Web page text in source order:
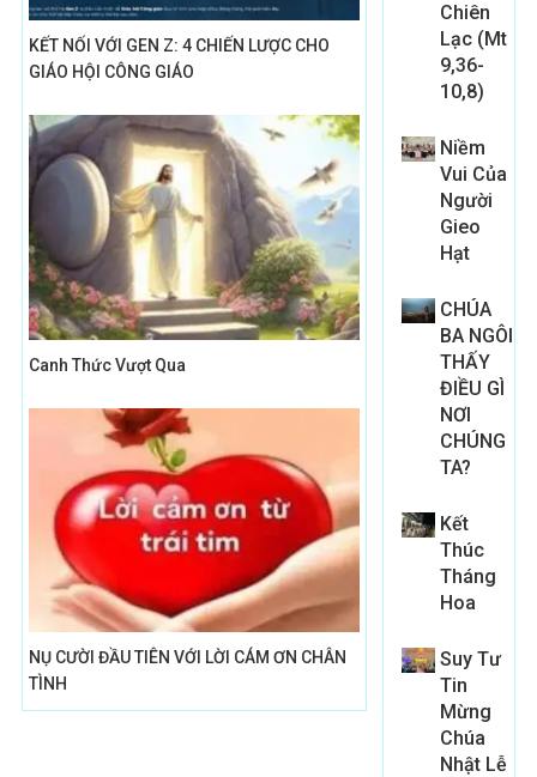
KẾT NỐI VỚI GEN Z: 4 CHIẾN LƯỢC CHO
GIÁO HỘI CÔNG GIÁO
Canh Thức Vượt Qua
NỤ CƯỜI ĐẦU TIÊN VỚI LỜI CÁM ƠN CHÂN
TÌNH
Chiên
Lạc (Mt
9,36-
10,8)
Niềm
Vui Của
Người
Gieo
Hạt
CHÚA
BA NGÔI
THẤY
ĐIỀU GÌ
NƠI
CHÚNG
TA?
Kết
Thúc
Tháng
Hoa
Suy Tư
Tin
Mừng
Chúa
Nhật Lễ